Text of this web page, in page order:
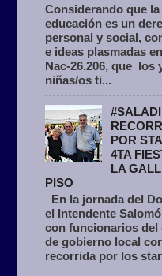
Considerando que la
educación es un
personal y social,
e ideas plasmadas
Nac-26.206, que los
niñas/os ti...
POR
4TA
LA
PISO
En la jornada del
el Intendente
con funcionarios del
de gobierno local
recorrida por los